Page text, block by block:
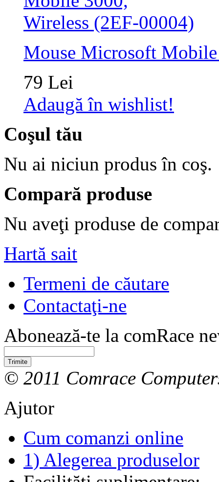
Mouse Microsoft
79 Lei
Adaugă în wishlist!
Coşul tău
Nu ai niciun produs în coş.
Compară produse
Nu aveţi produse de
Hartă sait
Termeni de căutare
Contactaţi-ne
Abonează-te la comRace
Trimite
© 2011 Comrace
Ajutor
Cum comanzi online
1) Alegerea produselor